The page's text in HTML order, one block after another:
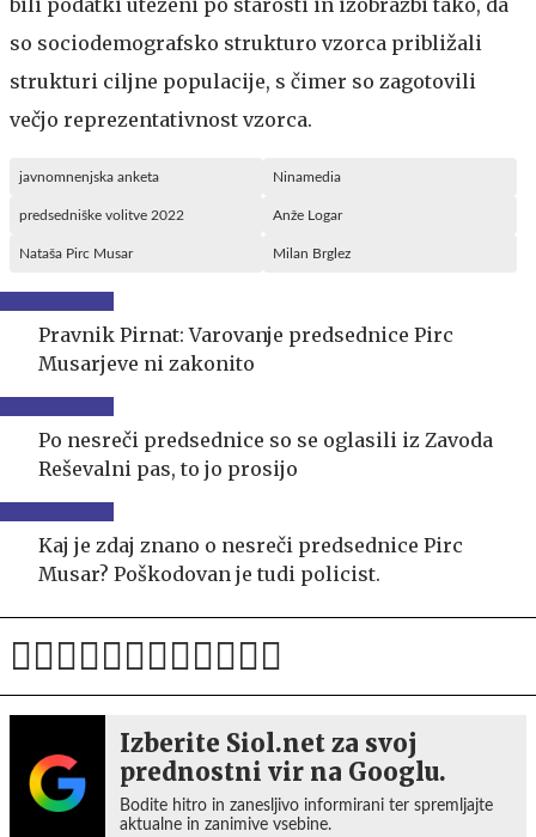
so sociodemografsko strukturo vzorca približali
strukturi ciljne populacije, s čimer so zagotovili
večjo reprezentativnost vzorca.
javnomnenjska anketa Ninamedia
predsedniške volitve 2022 Anže Logar
Nataša Pirc Musar Milan Brglez
Pravnik Pirnat: Varovanje predsednice Pirc
Musarjeve ni zakonito
Po nesreči predsednice so se oglasili iz Zavoda
Reševalni pas, to jo prosijo
Kaj je zdaj znano o nesreči predsednice Pirc
Musar? Poškodovan je tudi policist.
Izberite Siol.net za svoj
prednostni vir na Googlu.
Bodite hitro in zanesljivo informirani ter spremljajte
aktualne in zanimive vsebine.